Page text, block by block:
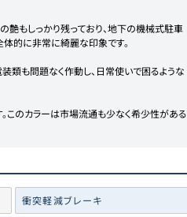
艶もしっかり残っており、地下の機械式駐車
体的に非常に綺麗な印象です。
類も問題なく作動し、日常使いで困るような
このカラーは市場流通も少なく希少性がある
衝突軽減ブレーキ